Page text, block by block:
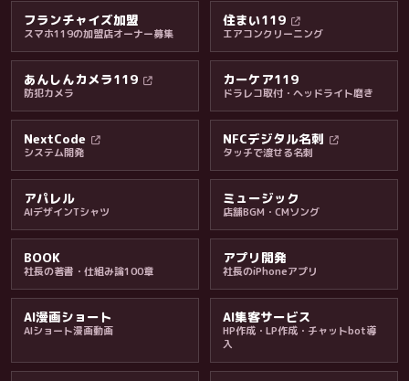
料金・保証・ご案内
フランチャイズ加盟
スマホ119の加盟店オーナー募集
住まい119
エアコンクリーニング
あんしんカメラ119
防犯カメラ
カーケア119
ドラレコ取付・ヘッドライト磨き
NextCode
システム開発
NFCデジタル名刺
タッチで渡せる名刺
アパレル
AIデザインTシャツ
ミュージック
店舗BGM・CMソング
BOOK
社長の著書・仕組み論100章
アプリ開発
社長のiPhoneアプリ
AI漫画ショート
AIショート漫画動画
AI集客サービス
HP作成・LP作成・チャットbot導
入